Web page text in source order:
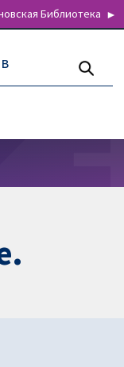
Библиотека